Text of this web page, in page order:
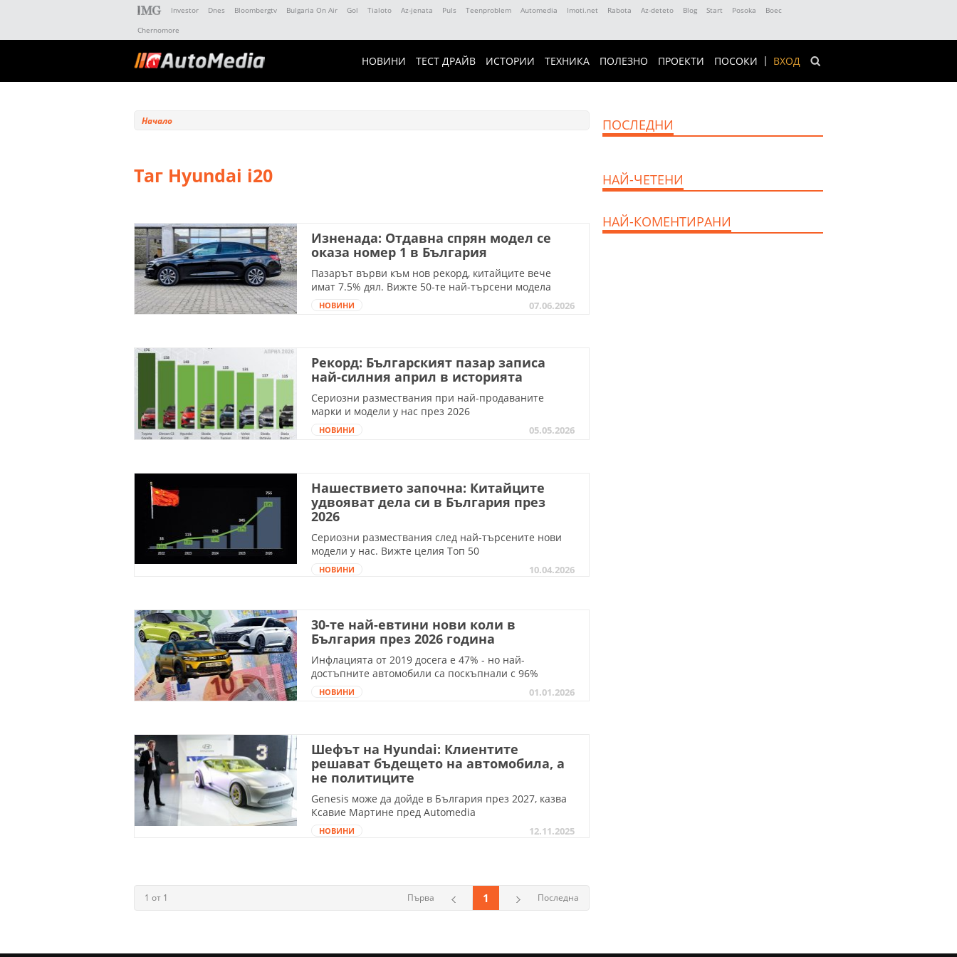
Investor Dnes Bloombergtv Bulgaria On Air Gol Tialoto Az-jenata Puls Teenproblem Automedia Imoti.net Rabota Az-deteto Blog Start Posoka
Boec
Chernomore
ВХОД
НОВИНИ ТЕСТ ДРАЙВ ИСТОРИИ ТЕХНИКА ПОЛЕЗНО ПРОЕКТИ ПОСОКИ
Начало
Таг Hyundai i20
Изненада: Отдавна спрян модел се
оказа номер 1 в България
Пазарът върви към нов рекорд, китайците вече
имат 7.5% дял. Вижте 50-те най-търсени модела
НОВИНИ 07.06.2026
Рекорд: Българският пазар записа
най-силния април в историята
Сериозни размествания при най-продаваните
марки и модели у нас през 2026
НОВИНИ 05.05.2026
Нашествието започна: Китайците
удвояват дела си в България през
2026
Сериозни размествания след най-търсените нови
модели у нас. Вижте целия Топ 50
НОВИНИ 10.04.2026
30-те най-евтини нови коли в
България през 2026 година
Инфлацията от 2019 досега е 47% - но най-
достъпните автомобили са поскъпнали с 96%
НОВИНИ 01.01.2026
Шефът на Hyundai: Клиентите
решават бъдещето на автомобила, а
не политиците
Genesis може да дойде в България през 2027, казва
Ксавие Мартине пред Automedia
НОВИНИ 12.11.2025
1 от 1 Последна
1
Първа
ПОСЛЕДНИ
НАЙ-ЧЕТЕНИ
НАЙ-КОМЕНТИРАНИ